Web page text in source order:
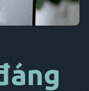
Sao chép liên kết